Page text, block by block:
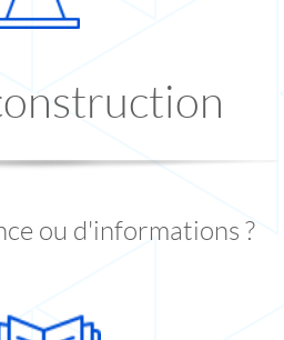
ou d'informations ?